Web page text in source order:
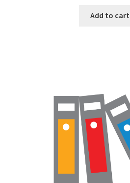
Add to cart